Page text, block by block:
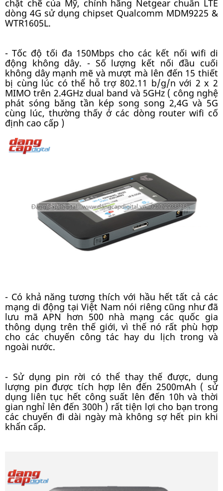
chặt chẽ của Mỹ, chính hãng Netgear chuẩn LTE
dòng 4G sử dụng chipset Qualcomm MDM9225 &
WTR1605L.
- Tốc độ tối đa 150Mbps cho các kết nối wifi di
động không dây. - Số lượng kết nối đầu cuối
không dây mạnh mẽ và mượt mà lên đến 15 thiết
bị cùng lúc có thể hỗ trợ 802.11 b/g/n với 2 x 2
MIMO trên 2.4GHz dual band và 5GHz ( công nghệ
phát sóng băng tần kép song song 2,4G và 5G
cùng lúc, thường thấy ở các dòng router wifi cố
định cao cấp )
- Có khả năng tương thích với hầu hết tất cả các
mạng di động tại Việt Nam nói riêng cũng như đã
lưu mã APN hơn 500 nhà mạng các quốc gia
thông dụng trên thế giới, vì thế nó rất phù hợp
cho các chuyến công tác hay du lịch trong và
ngoài nước.
- Sử dụng pin rời có thể thay thế được, dung
lượng pin được tích hợp lên đến 2500mAh ( sử
dụng liên tục hết công suất lên đến 10h và thời
gian nghỉ lên đến 300h ) rất tiện lợi cho bạn trong
các chuyến đi dài ngày mà không sợ hết pin khi
khẩn cấp.